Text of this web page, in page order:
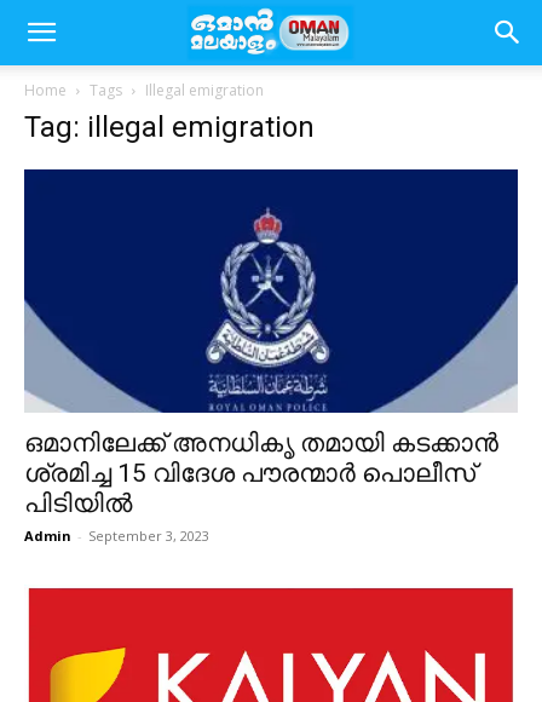
Home Tags Illegal emigration
Tag: illegal emigration
ഒമാനിലേക്ക് അനധികൃ തമായി കടക്കാൻ
ശ്രമിച്ച 15 വിദേശ പൗരന്മാർ പൊലീസ്
പിടിയിൽ
Admin - September 3, 2023